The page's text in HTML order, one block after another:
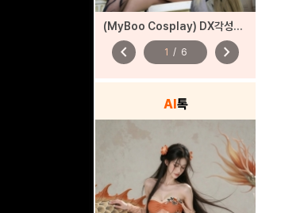
(MyBoo Cosplay) DX각성자들 드래곤 각성
chevron_left 1 / 6 chevron_right
AI톡